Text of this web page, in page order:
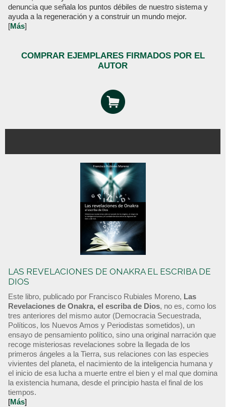
denuncia que señala los puntos débiles de nuestro sistema y
ayuda a la regeneración y a construir un mundo mejor.
[Más]
COMPRAR EJEMPLARES FIRMADOS POR EL
AUTOR
LAS REVELACIONES DE ONAKRA EL ESCRIBA DE
DIOS
Este libro, publicado por Francisco Rubiales Moreno, Las
Revelaciones de Onakra, el escriba de Dios, no es, como los
tres anteriores del mismo autor (Democracia Secuestrada,
Políticos, los Nuevos Amos y Periodistas sometidos), un
ensayo de pensamiento político, sino una original narración que
recoge misteriosas revelaciones sobre la llegada de los
primeros ángeles a la Tierra, sus relaciones con las especies
vivientes del planeta, el nacimiento de la inteligencia humana y
el inicio de esa lucha a muerte entre el bien y el mal que domina
la existencia humana, desde el principio hasta el final de los
tiempos.
[Más]